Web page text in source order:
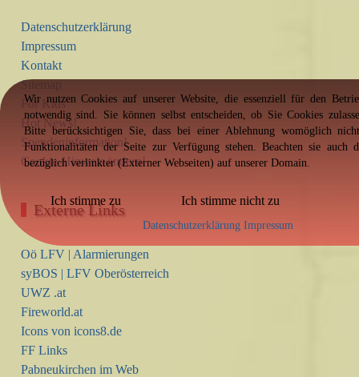
Datenschutzerklärung
Impressum
Kontakt
Sitemap
For Kids
Hot News!
Spendeninformation!
Cookie-Hinweis ändern!
Externe Links
Oö LFV | Alarmierungen
syBOS | LFV Oberösterreich
UWZ .at
Fireworld.at
Icons von icons8.de
FF Links
Pabneukirchen im Web
Wir nutzen Cookies auf unserer Website, die essenziell für den
notwendig sind. Sie können selbst entscheiden, ob Sie Cookies
Bitte berücksichtigen Sie, dass bei einer Ablehnung womöglich
Funktionalitäten der Seite zur Verfügung stehen. Beachten sie auch
bezüglich verlinkter (Externer Webseiten) auf unserer Domain.
Ich stimme zu Ich stimme nicht zu
Datenschutzerklärung Impressum